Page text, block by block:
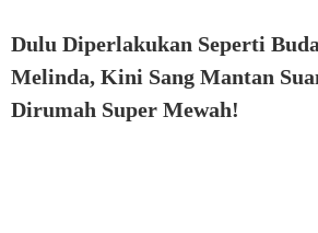
Dulu Diperlakukan Seperti
Melinda, Kini Sang Mantan
Dirumah Super Mewah!